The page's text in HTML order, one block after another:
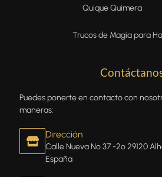
Puedes ponerte en contacto con
maneras:
Dirección
Calle Nueva Nº 37 -2º 29120
España
Quique Quimera
Trucos de Magia para